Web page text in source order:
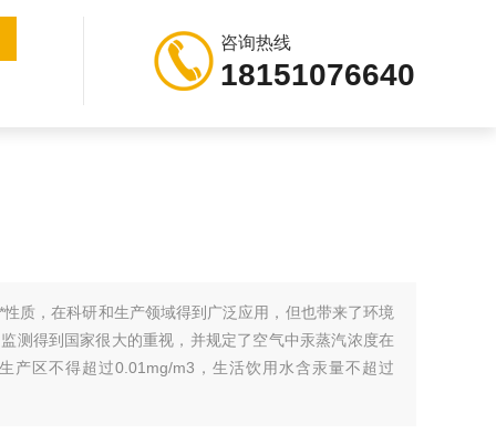
咨询热线
18151076640
质，在科研和生产领域得到广泛应用，但也带来了环境
测得到国家很大的重视，并规定了空气中汞蒸汽浓度在
产区不得超过0.01mg/m3，生活饮用水含汞量不超过